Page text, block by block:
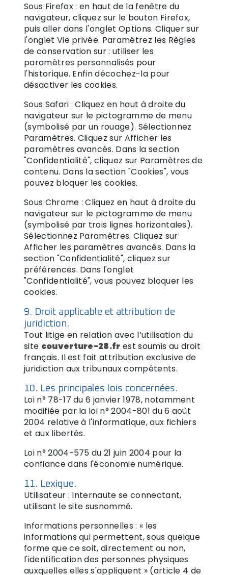
Sous Firefox : en haut de la fenêtre du
navigateur, cliquez sur le bouton Firefox,
puis aller dans l'onglet Options. Cliquer sur
l'onglet Vie privée. Paramétrez les Règles
de conservation sur : utiliser les
paramètres personnalisés pour
l'historique. Enfin décochez-la pour
désactiver les cookies.
Sous Safari : Cliquez en haut à droite du
navigateur sur le pictogramme de menu
(symbolisé par un rouage). Sélectionnez
Paramètres. Cliquez sur Afficher les
paramètres avancés. Dans la section
"Confidentialité", cliquez sur Paramètres de
contenu. Dans la section "Cookies", vous
pouvez bloquer les cookies.
Sous Chrome : Cliquez en haut à droite du
navigateur sur le pictogramme de menu
(symbolisé par trois lignes horizontales).
Sélectionnez Paramètres. Cliquez sur
Afficher les paramètres avancés. Dans la
section "Confidentialité", cliquez sur
préférences. Dans l'onglet
"Confidentialité", vous pouvez bloquer les
cookies.
9. Droit applicable et attribution de
juridiction.
Tout litige en relation avec l’utilisation du
site couverture-28.fr est soumis au droit
français. Il est fait attribution exclusive de
juridiction aux tribunaux compétents.
10. Les principales lois concernées.
Loi n° 78-17 du 6 janvier 1978, notamment
modifiée par la loi n° 2004-801 du 6 août
2004 relative à l'informatique, aux fichiers
et aux libertés.
Loi n° 2004-575 du 21 juin 2004 pour la
confiance dans l'économie numérique.
11. Lexique.
Utilisateur : Internaute se connectant,
utilisant le site susnommé.
Informations personnelles : « les
informations qui permettent, sous quelque
forme que ce soit, directement ou non,
l'identification des personnes physiques
auxquelles elles s'appliquent » (article 4 de